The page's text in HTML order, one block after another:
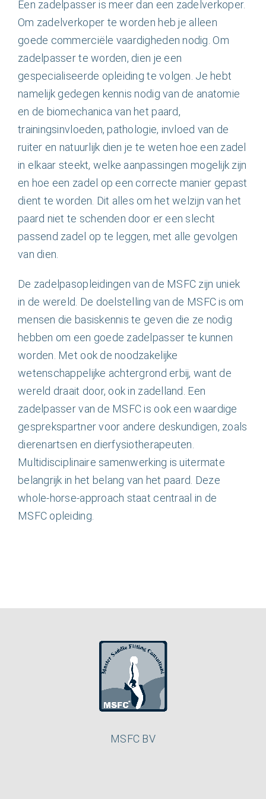
Een zadelpasser is meer dan een zadelverkoper.
Om zadelverkoper te worden heb je alleen
goede commerciële vaardigheden nodig. Om
zadelpasser te worden, dien je een
gespecialiseerde opleiding te volgen. Je hebt
namelijk gedegen kennis nodig van de anatomie
en de biomechanica van het paard,
trainingsinvloeden, pathologie, invloed van de
ruiter en natuurlijk dien je te weten hoe een zadel
in elkaar steekt, welke aanpassingen mogelijk zijn
en hoe een zadel op een correcte manier gepast
dient te worden. Dit alles om het welzijn van het
paard niet te schenden door er een slecht
passend zadel op te leggen, met alle gevolgen
van dien.
De zadelpasopleidingen van de MSFC zijn uniek
in de wereld. De doelstelling van de MSFC is om
mensen die basiskennis te geven die ze nodig
hebben om een goede zadelpasser te kunnen
worden. Met ook de noodzakelijke
wetenschappelijke achtergrond erbij, want de
wereld draait door, ook in zadelland. Een
zadelpasser van de MSFC is ook een waardige
gesprekspartner voor andere deskundigen, zoals
dierenartsen en dierfysiotherapeuten.
Multidisciplinaire samenwerking is uitermate
belangrijk in het belang van het paard. Deze
whole-horse-approach staat centraal in de
MSFC opleiding.
MSFC BV